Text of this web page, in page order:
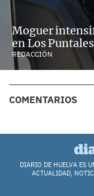
Moguer
en Los Puntales
REDACCIÓN
COMENTARIOS
DIARIO DE HUELVA ES
ACTUALIDAD,